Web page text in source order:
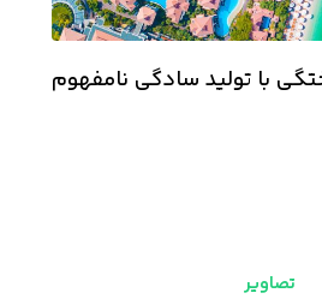
با تولید سادگی نامفهوم
تصاویر